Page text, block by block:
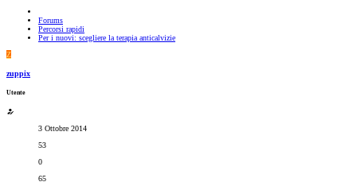
Forums
Percorsi rapidi
Per i nuovi: scegliere la terapia anticalvizie
Z
zuppix
Utente
3 Ottobre 2014
53
0
65